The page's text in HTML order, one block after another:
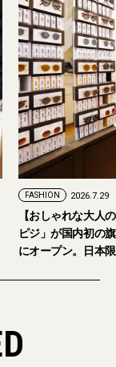
ェア】パリ発「イジ
キャットストリート
グラスも登場